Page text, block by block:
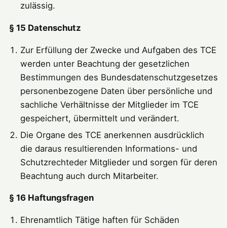
zulässig.
§ 15 Datenschutz
Zur Erfüllung der Zwecke und Aufgaben des TCE
werden unter Beachtung der gesetzlichen
Bestimmungen des Bundesdatenschutzgesetzes
personenbezogene Daten über persönliche und
sachliche Verhältnisse der Mitglieder im TCE
gespeichert, übermittelt und verändert.
Die Organe des TCE anerkennen ausdrücklich
die daraus resultierenden Informations- und
Schutzrechteder Mitglieder und sorgen für deren
Beachtung auch durch Mitarbeiter.
§ 16 Haftungsfragen
Ehrenamtlich Tätige haften für Schäden